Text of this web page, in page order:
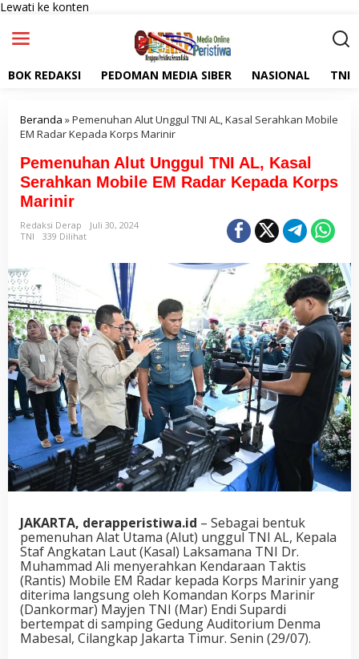
Lewati ke konten
BOK REDAKSI PEDOMAN MEDIA SIBER NASIONAL TNI
Beranda »Pemenuhan Alut Unggul TNI AL, Kasal Serahkan Mobile
EM Radar Kepada Korps Marinir
Pemenuhan Alut Unggul TNI AL, Kasal
Serahkan Mobile EM Radar Kepada Korps
Marinir
Redaksi Derap
Juli 30, 2024
TNI
339 Dilihat
JAKARTA, derapperistiwa.id – Sebagai bentuk
pemenuhan Alat Utama (Alut) unggul TNI AL, Kepala
Staf Angkatan Laut (Kasal) Laksamana TNI Dr.
Muhammad Ali menyerahkan Kendaraan Taktis
(Rantis) Mobile EM Radar kepada Korps Marinir yang
diterima langsung oleh Komandan Korps Marinir
(Dankormar) Mayjen TNI (Mar) Endi Supardi
bertempat di samping Gedung Auditorium Denma
Mabesal, Cilangkap Jakarta Timur. Senin (29/07).